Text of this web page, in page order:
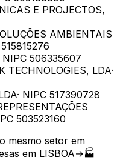
E PROJECTOS,
AMBIENTAIS
515815276
NIPC 506335607
TECHNOLOGIES, LDA·
· NIPC 517390728
503523160
mesmo setor em
em LISBOA→🏭